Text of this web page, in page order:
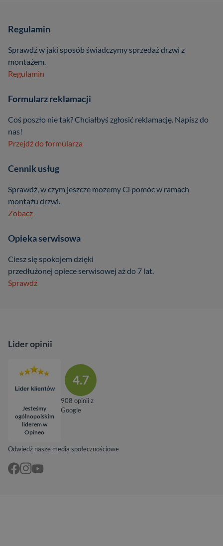
Regulamin
Sprawdź w jaki sposób świadczymy sprzedaż drzwi z
montażem.
Regulamin
Formularz reklamacji
Coś poszło nie tak? Chciałbyś zgłosić reklamację. Napisz do
nas!
Przejdź do formularza
Cennik usług
Sprawdź, w czym jeszcze mozemy Ci pomóc w ramach
montażu drzwi.
Zobacz
Opieka serwisowa
Ciesz się spokojem dzięki
przedłużonej opiece serwisowej aż do 7 lat.
Sprawdź
Odwiedź nasze media społecznościowe
Lider opinii
Jesteśmy
ogólnopolskim
liderem w
Opineo
4.7
908 opinii z
Google